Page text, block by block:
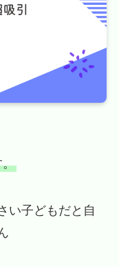
。
い子どもだと自